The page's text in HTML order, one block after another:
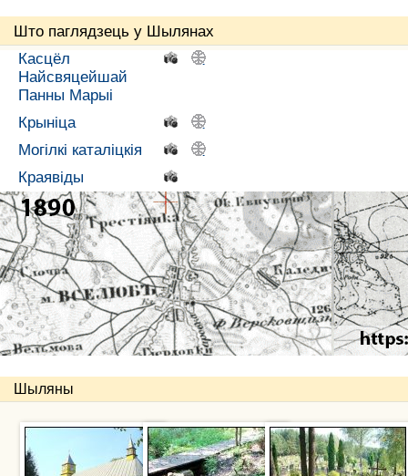
Што паглядзець у Шылянах
Касцёл
Найсвяцейшай
Панны Марыі
.
.
Крыніца .
.
Могілкі каталіцкія .
.
Краявіды
Шыляны